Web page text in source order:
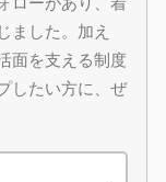
ました。加え
面を支える制度
したい方に、ぜ